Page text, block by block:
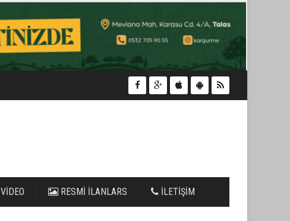
VİDEO RESMİ İLANLARS İLETİŞİM